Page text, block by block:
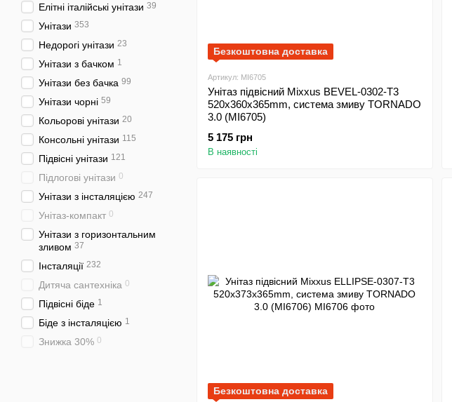
Безкоштовна доставка
Артикул: MI6705
Унітаз підвісний Mixxus BEVEL-0302-T3
520x360x365mm, система змиву TORNADO
3.0 (MI6705)
5 175 грн
В наявності
Безкоштовна доставка
Елітні італійські унітази 39
Унітази 353
Недорогі унітази 23
Унітази з бачком 1
Унітази без бачка 99
Унітази чорні 59
Кольорові унітази 20
Консольні унітази 115
Підвісні унітази 121
Підлогові унітази 0
Унітази з інсталяцією 247
Унітаз-компакт 0
Унітази з горизонтальним
зливом 37
Інсталяції 232
Дитяча сантехніка 0
Підвісні біде 1
Біде з інсталяцією 1
Знижка 30% 0